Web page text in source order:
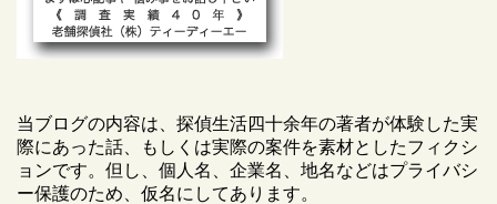
当ブログの内容は、探偵生活四十余年の著者が体験した実
際にあった話、もしくは実際の案件を素材としたフィクシ
ョンです。但し、個人名、企業名、地名などはプライバシ
ー保護のため、仮名にしてあります。